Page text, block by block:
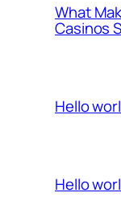
What
Casinos
Hello
Hello